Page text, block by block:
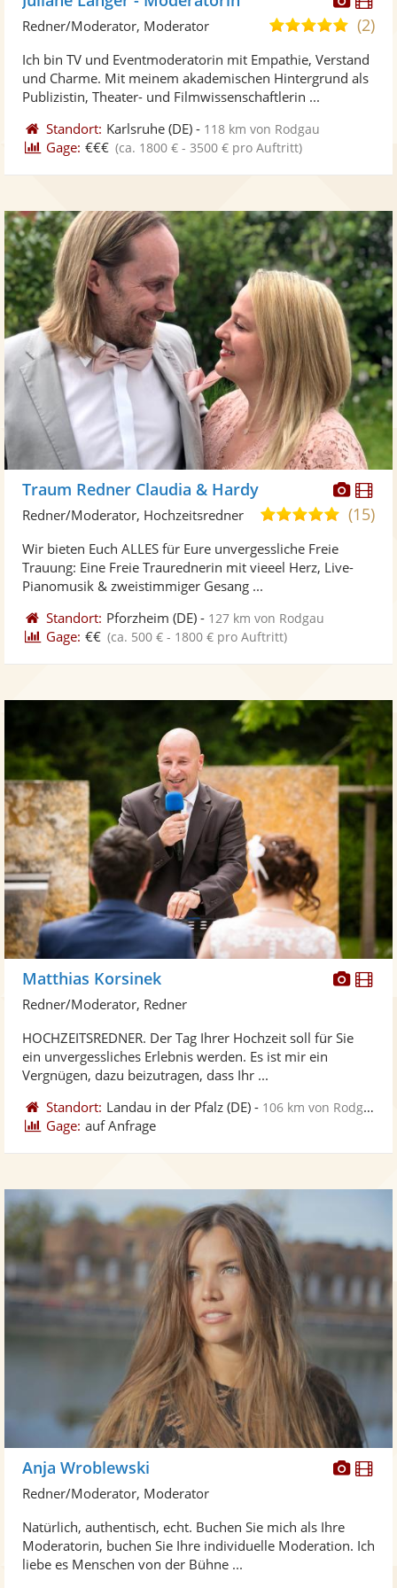
Fotos
4,9
5
(2)
Redner/Moderator, Moderator
Ich bin TV und Eventmoderatorin mit Empathie, Verstand
und Charme. Mit meinem akademischen Hintergrund als
Publizistin, Theater- und Filmwissenschaftlerin ...
Standort: Karlsruhe (DE) - 118 km von Rodgau
Gage: €€€ (ca. 1800 € - 3500 € pro Auftritt)
Traum Redner Claudia & Hardy
5,0(15)
Redner/Moderator, Hochzeitsredner
Wir bieten Euch ALLES für Eure unvergessliche Freie
Trauung: Eine Freie Traurednerin mit vieeel Herz, Live-
Pianomusik & zweistimmiger Gesang ...
Standort: Pforzheim (DE) - 127 km von Rodgau
Gage: €€ (ca. 500 € - 1800 € pro Auftritt)
Fotos
Matthias Korsinek
Redner/Moderator, Redner
HOCHZEITSREDNER. Der Tag Ihrer Hochzeit soll für Sie
ein unvergessliches Erlebnis werden. Es ist mir ein
Vergnügen, dazu beizutragen, dass Ihr ...
Standort: Landau in der Pfalz (DE) - 106 km von Rodgau
Gage: auf Anfrage
Anja Wroblewski
Redner/Moderator, Moderator
Natürlich, authentisch, echt. Buchen Sie mich als Ihre
Moderatorin, buchen Sie Ihre individuelle Moderation. Ich
liebe es Menschen von der Bühne ...